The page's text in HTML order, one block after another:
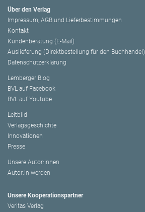
Über den Verlag
Impressum, AGB und Lieferbestimmungen
Kontakt
Kundenberatung (E-Mail)
Auslieferung (Direktbestellung für den Buchhandel)
Datenschutzerklärung
Lemberger Blog
BVL auf Facebook
BVL auf Youtube
Leitbild
Verlagsgeschichte
Innovationen
Presse
Unsere Autor:innen
Autor:in werden
Unsere Kooperationspartner
Veritas Verlag